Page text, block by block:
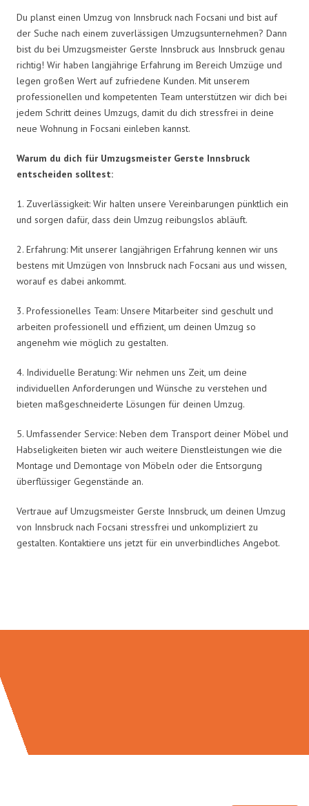
Du planst einen Umzug von Innsbruck nach Focsani und bist auf
der Suche nach einem zuverlässigen Umzugsunternehmen? Dann
bist du bei Umzugsmeister Gerste Innsbruck aus Innsbruck genau
richtig! Wir haben langjährige Erfahrung im Bereich Umzüge und
legen großen Wert auf zufriedene Kunden. Mit unserem
professionellen und kompetenten Team unterstützen wir dich bei
jedem Schritt deines Umzugs, damit du dich stressfrei in deine
neue Wohnung in Focsani einleben kannst.
Warum du dich für Umzugsmeister Gerste Innsbruck
entscheiden solltest:
1. Zuverlässigkeit: Wir halten unsere Vereinbarungen pünktlich ein
und sorgen dafür, dass dein Umzug reibungslos abläuft.
2. Erfahrung: Mit unserer langjährigen Erfahrung kennen wir uns
bestens mit Umzügen von Innsbruck nach Focsani aus und wissen,
worauf es dabei ankommt.
3. Professionelles Team: Unsere Mitarbeiter sind geschult und
arbeiten professionell und effizient, um deinen Umzug so
angenehm wie möglich zu gestalten.
4. Individuelle Beratung: Wir nehmen uns Zeit, um deine
individuellen Anforderungen und Wünsche zu verstehen und
bieten maßgeschneiderte Lösungen für deinen Umzug.
5. Umfassender Service: Neben dem Transport deiner Möbel und
Habseligkeiten bieten wir auch weitere Dienstleistungen wie die
Montage und Demontage von Möbeln oder die Entsorgung
überflüssiger Gegenstände an.
Vertraue auf Umzugsmeister Gerste Innsbruck, um deinen Umzug
von Innsbruck nach Focsani stressfrei und unkompliziert zu
gestalten. Kontaktiere uns jetzt für ein unverbindliches Angebot.